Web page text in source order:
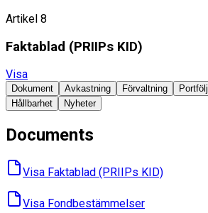
Artikel 8
Faktablad ​(PRIIPs KID)
Visa
Dokument Avkastning Förvaltning Portfölj
Hållbarhet
Nyheter
Documents
Visa Faktablad ​(PRIIPs KID)
Visa Fondbes­tämmelser